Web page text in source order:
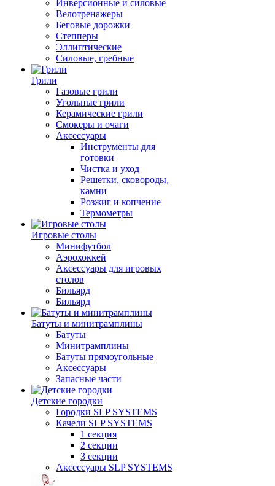
Инверсионные и силовые
Велотренажеры
Беговые дорожки
Степперы
Эллиптические
Силовые, гребные
Грили
Газовые грили
Угольные грили
Керамические грили
Смокеры и очаги
Аксессуары
Инструменты для
готовки
Чистка и уход
Решетки, сковороды,
камни
Розжиг и копчение
Термометры
Игровые столы
Минифутбол
Аэрохоккей
Аксессуары для игровых
столов
Бильяpд
Бильяpд
Батуты и минитрамплины
Батуты
Минитрамплины
Батуты прямоугольные
Аксессуары
Запасные части
Детские городки
Городки SLP SYSTEMS
Качели SLP SYSTEMS
1 секция
2 секции
3 секции
Аксессуары SLP SYSTEMS